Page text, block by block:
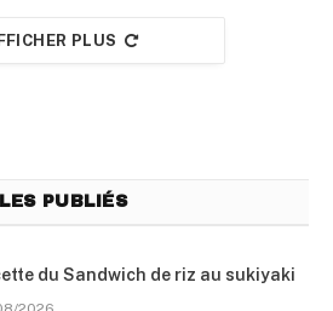
PLUS
PUBLIÉS
du Sandwich de riz au sukiyaki